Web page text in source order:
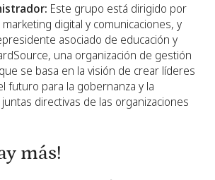
Este grupo está dirigido por
marketing digital y comunicaciones, y
asociado de educación y
una organización de gestión
se basa en la visión de crear líderes
futuro para la gobernanza y la
directivas de las organizaciones
más!